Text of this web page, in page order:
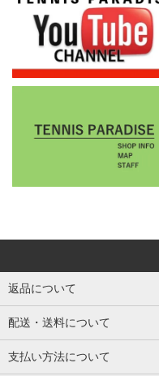
返品について
配送・送料について
支払い方法について